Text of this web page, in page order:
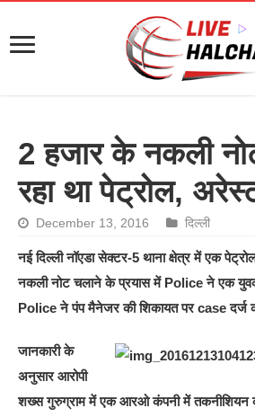
2 हजार के नकली
रहा था पेट्रोल,
December 13, 2016 दिल्ली
नई दिल्ली नॉएडा सेक्टर-5 थाना क्षेत्र में एक
नकली नोट चलाने के प्रयास में Police ने एक युवक
Police ने पंप मैनेजर की शिकायत पर case
जानकारी के
अनुसार आरोपी
शख्स गुरुग्राम में एक आरओ कंपनी में तकनीशियन